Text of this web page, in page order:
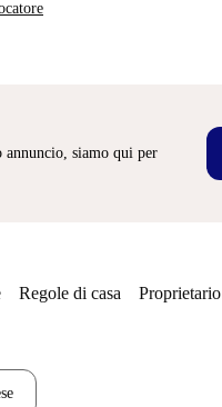
annuncio, siamo qui per
Regole di casa Proprietario